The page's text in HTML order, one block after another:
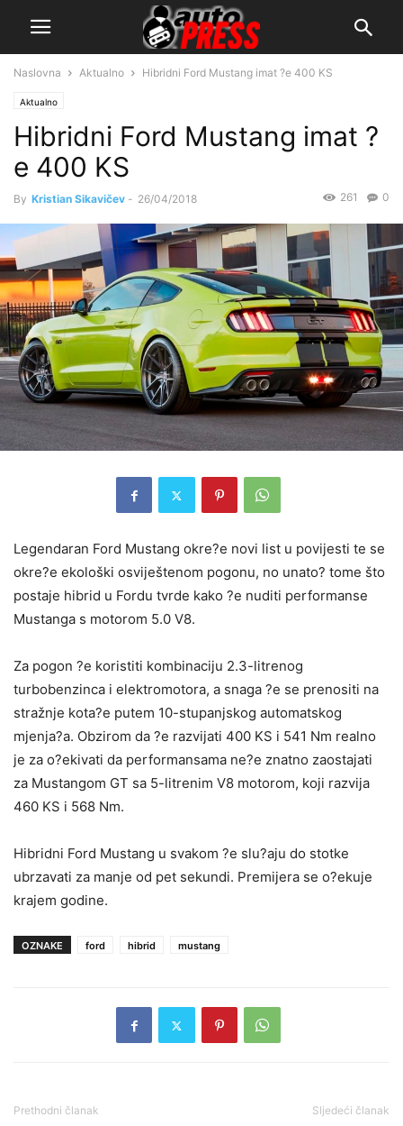
Naslovna Aktualno Hibridni Ford Mustang imat ?e 400 KS
Aktualno
Hibridni Ford Mustang imat ?
e 400 KS
By Kristian Sikavičev - 26/04/2018 0
261
Legendaran Ford Mustang okre?e novi list u povijesti te se
okre?e ekološki osviještenom pogonu, no unato? tome što
postaje hibrid u Fordu tvrde kako ?e nuditi performanse
Mustanga s motorom 5.0 V8.
Za pogon ?e koristiti kombinaciju 2.3-litrenog
turbobenzinca i elektromotora, a snaga ?e se prenositi na
stražnje kota?e putem 10-stupanjskog automatskog
mjenja?a. Obzirom da ?e razvijati 400 KS i 541 Nm realno
je za o?ekivati da performansama ne?e znatno zaostajati
za Mustangom GT sa 5-litrenim V8 motorom, koji razvija
460 KS i 568 Nm.
Hibridni Ford Mustang u svakom ?e slu?aju do stotke
ubrzavati za manje od pet sekundi. Premijera se o?ekuje
krajem godine.
OZNAKE ford hibrid mustang
Prethodni članak Sljedeći članak